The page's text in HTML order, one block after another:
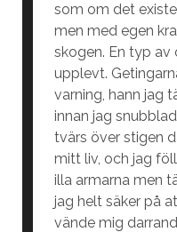
som om det
men med egen
skogen. En typ av
upplevt.
varning, hann jag
innan jag
tvärs över stigen
mitt liv, och jag
illa armarna men
jag helt säker på
vände mig